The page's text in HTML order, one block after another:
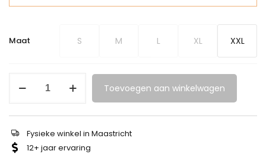
Maat S M L XL XXL
Toevoegen aan winkelwagen
Fysieke winkel in Maastricht
12+ jaar ervaring